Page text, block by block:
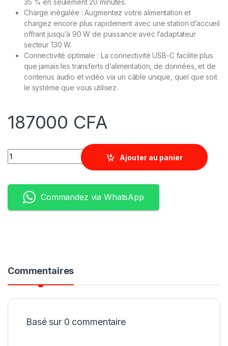
35 % en seulement 20 minutes.
Charge inégalée : Augmentez votre alimentation et
chargez encore plus rapidement avec une station d’accueil
offrant jusqu’à 90 W de puissance avec l’adaptateur
secteur 130 W.
Connectivité optimale : La connectivité USB-C facilite plus
que jamais les transferts d’alimentation, de données, et de
contenus audio et vidéo via un câble unique, quel que soit
le système que vous utilisez.
187000 CFA
Quantity
Ajouter au panier
Commandez via WhatsApp
Commentaires
Basé sur 0 commentaire